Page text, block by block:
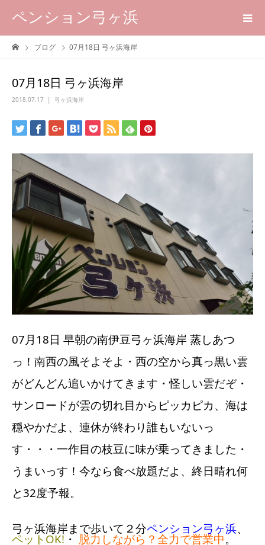
ペンション弓ヶ浜
ブログ 07月18日 弓ヶ浜海岸
07月18日 弓ヶ浜海岸
2018.07.17 弓ヶ浜海岸
07月18日 早朝の南伊豆弓ヶ浜海岸 蒸しあつ
っ！南西の風そよそよ・西の空から真っ黒い雲
がどんどん追いかけてきます・怪しい雲だぞ・
サンロードが雲の切れ目からピッカピカ、海は
穏やかだよ、連休が終わり誰もいないっ
す・・・一作目の枝豆に味が乗ってきました・
うまいっす！今なら食べ放題だよ、終日晴れ何
と32度予報。
弓ヶ浜海岸まで歩いて２分ペンション弓ヶ浜、
ペットOK! ・ 脱力しながら？全力で営業中。